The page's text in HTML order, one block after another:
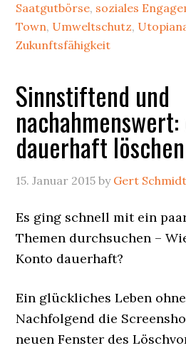
Saatgutbörse, soziales
Town, Umweltschutz,
Zukunftsfähigkeit
Sinnstiftend und
dauerhaft löschen
15. Januar 2015 by Gert
Es ging schnell mit ein
Themen durchsuchen –
Konto dauerhaft?
Ein glückliches Leben
Nachfolgend die
neuen Fenster des